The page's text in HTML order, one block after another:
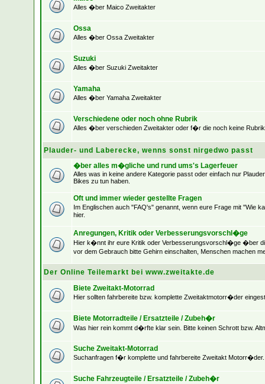
Alles �ber Maico Zweitakter
Ossa
Alles �ber Ossa Zweitakter
Suzuki
Alles �ber Suzuki Zweitakter
Yamaha
Alles �ber Yamaha Zweitakter
Verschiedene oder noch ohne Rubrik
Alles �ber verschieden Zweitakter oder f�r die noch keine
Plauder- und Laberecke, wenns sonst nirgedwo passt
�ber alles m�gliche und rund ums's Lagerfeuer
Alles was in keine andere Kategorie passt oder einfach nur
Bikes zu tun haben.
Oft und immer wieder gestellte Fragen
Im Englischen auch "FAQ's" genannt, wenn eure Frage mit "Wie
hier.
Anregungen, Kritik oder Verbesserungsvorschl�ge
Hier k�nnt ihr eure Kritik oder Verbesserungsvorschl�ge �ber
vor dem Gebrauch bitte Gehirn einschalten, Menschen machen
Der Online Teilemarkt bei www.zweitakte.de
Biete Zweitakt-Motorrad
Hier sollten fahrbereite bzw. komplette Zweitaktmotorr�der
Biete Motorradteile / Ersatzteile / Zubeh�r
Was hier rein kommt d�rfte klar sein. Bitte keinen Schrott bzw.
Suche Zweitakt-Motorrad
Suchanfragen f�r komplette und fahrbereite Zweitakt Motorr�der.
Suche Fahrzeugteile / Ersatzteile / Zubeh�r